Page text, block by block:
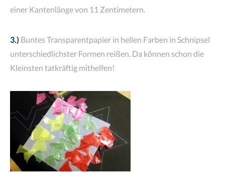
einer Kantenlänge von 11 Zentimetern.
3.) Buntes Transparentpapier in hellen Farben in Schnipsel
unterschiedlichster Formen reißen. Da können schon die
Kleinsten tatkräftig mithelfen!